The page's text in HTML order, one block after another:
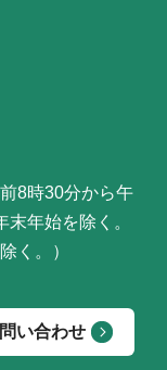
8時30分から午
年始を除く。
く。）
い合わせ